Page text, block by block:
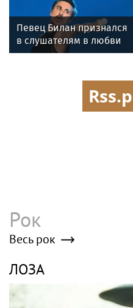
Певец Билан признался
в слушателям в любви
после критики
Рок
Весь рок
ЛОЗА